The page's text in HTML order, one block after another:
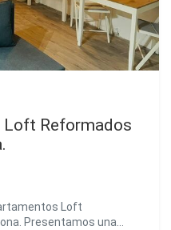
Reformados
Loft
una